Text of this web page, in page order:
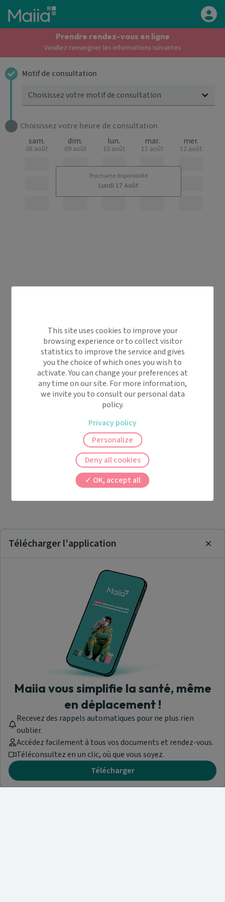
Aller au contenu principal
Prendre rendez-vous en ligne
Veuillez renseigner les informations suivantes
Motif de consultation
Choisissez votre motif de consultation
Choisissez votre heure de consultation
Prochaine disponibilité
Lundi 17 Août
sam.
08 août
dim.
09 août
lun.
10 août
mar.
11 août
mer.
12 août
Télécharger l'application
Maiia vous simplifie la santé, même
en déplacement !
Recevez des rappels automatiques pour ne plus rien
oublier.
Accédez facilement à tous vos documents et rendez-vous.
Téléconsultez en un clic, où que vous soyez.
Télécharger
This site uses cookies to improve your
browsing experience or to collect visitor
statistics to improve the service and gives
you the choice of which ones you wish to
activate. You can change your preferences at
any time on our site. For more information,
we invite you to consult our personal data
policy.
OK, accept all
Deny all cookies
Personalize
Privacy policy